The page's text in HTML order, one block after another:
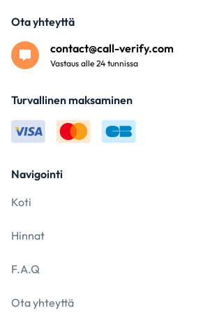
Navigointi
Koti
Hinnat
F.A.Q
Ota yhteyttä
Ota yhteyttä
contact@call-verify.com
Vastaus alle 24 tunnissa
Turvallinen maksaminen